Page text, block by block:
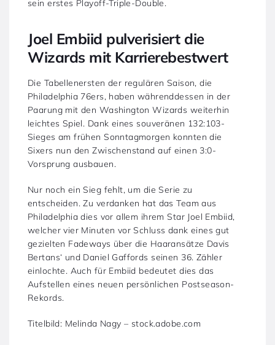
sein erstes Playoff-Triple-Double.
Joel Embiid pulverisiert die
Wizards mit Karrierebestwert
Die Tabellenersten der regulären Saison, die
Philadelphia 76ers, haben währenddessen in der
Paarung mit den Washington Wizards weiterhin
leichtes Spiel. Dank eines souveränen 132:103-
Sieges am frühen Sonntagmorgen konnten die
Sixers nun den Zwischenstand auf einen 3:0-
Vorsprung ausbauen.
Nur noch ein Sieg fehlt, um die Serie zu
entscheiden. Zu verdanken hat das Team aus
Philadelphia dies vor allem ihrem Star Joel Embiid,
welcher vier Minuten vor Schluss dank eines gut
gezielten Fadeways über die Haaransätze Davis
Bertans‘ und Daniel Gaffords seinen 36. Zähler
einlochte. Auch für Embiid bedeutet dies das
Aufstellen eines neuen persönlichen Postseason-
Rekords.
Titelbild: Melinda Nagy – stock.adobe.com